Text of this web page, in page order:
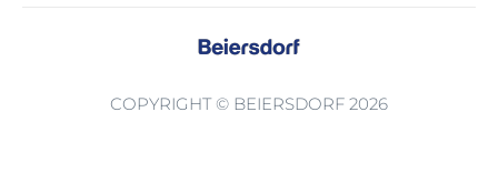
COPYRIGHT © BEIERSDORF 2026